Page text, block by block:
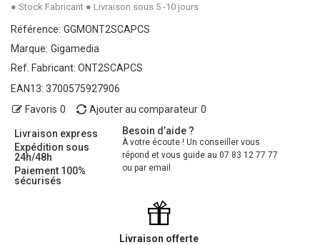
● Stock Fabricant ● Livraison sous 5 -10 jours
Référence: GGMONT2SCAPCS
Marque: Gigamedia
Ref. Fabricant: ONT2SCAPCS
EAN13: 3700575927906
Favoris 0 Ajouter au comparateur 0
Livraison express
Expédition sous
24h/48h
Paiement 100%
sécurisés
Besoin d’aide ?
À votre écoute ! Un conseiller vous
répond et vous guide au 07 83 12 77 77
ou par email
Livraison offerte